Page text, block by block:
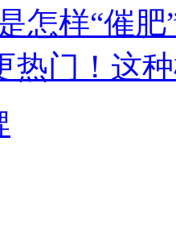
怎样“催
热门！这